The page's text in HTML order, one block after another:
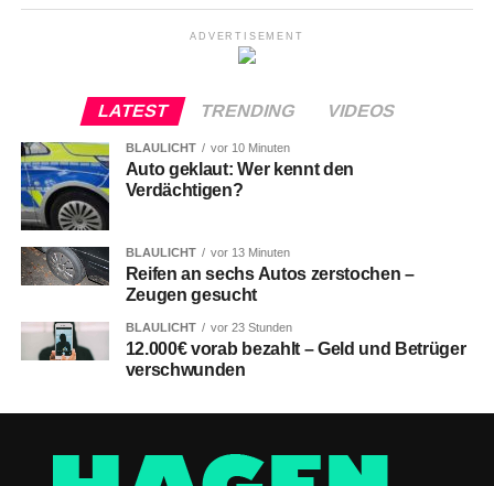
ADVERTISEMENT
LATEST TRENDING VIDEOS
BLAULICHT vor 10 Minuten
Auto geklaut: Wer kennt den
Verdächtigen?
BLAULICHT vor 13 Minuten
Reifen an sechs Autos zerstochen –
Zeugen gesucht
BLAULICHT vor 23 Stunden
12.000€ vorab bezahlt – Geld und Betrüger
verschwunden